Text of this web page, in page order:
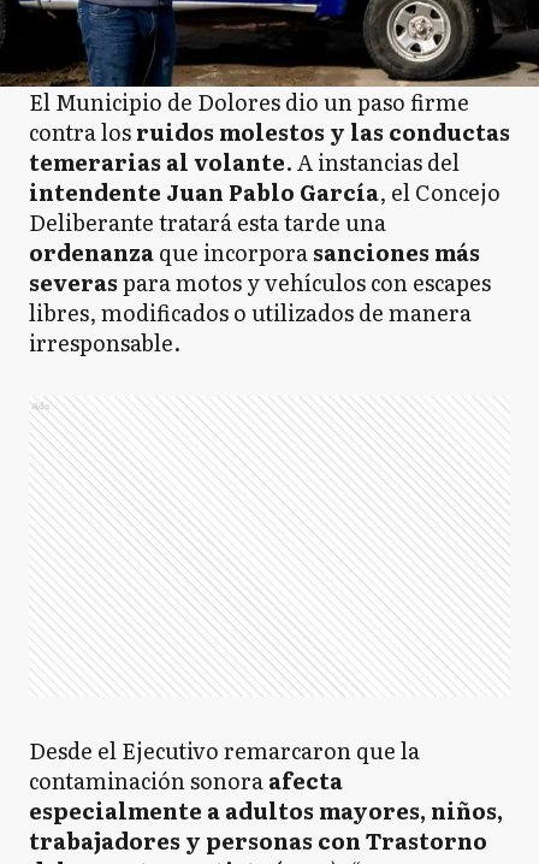
El Municipio de Dolores dio un paso firme
contra losruidos molestos y las conductas
temerarias al volante. A instancias del
intendente Juan Pablo García, el Concejo
Deliberante tratará esta tarde una
ordenanzaque incorporasanciones más
severaspara motos y vehículos con escapes
libres, modificados o utilizados de manera
irresponsable.
Ads
Desde el Ejecutivo remarcaron que la
contaminación sonoraafecta
especialmente a adultos mayores, niños,
trabajadores y personas con Trastorno